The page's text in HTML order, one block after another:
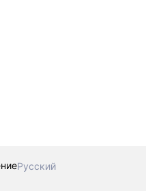
Русский